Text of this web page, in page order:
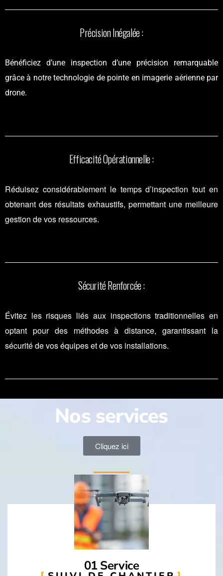
Précision Inégalée :
Bénéficiez d’une inspection d’une précision remarquable
grâce à notre technologie de pointe en imagerie aérienne par
drone.
Efficacité Opérationnelle :
Réduisez considérablement le temps d’inspection tout en
obtenant des résultats exhaustifs, permettant une meilleure
gestion de vos ressources.
Sécurité Renforcée :
Évitez les risques liés aux inspections traditionnelles en
optant pour des méthodes à distance, garantissant la
sécurité de vos équipes et de vos installations.
Nos services
Cliquez ici
01 Service